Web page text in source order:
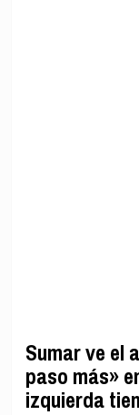
Sumar ve el
paso más»
izquierda